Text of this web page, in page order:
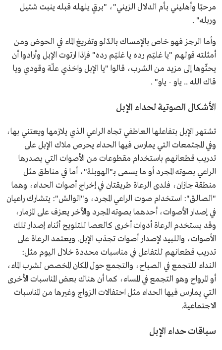
مرحبًا وأهليني بأم الدلال الزيني"، "برقٍ يلهله قبله ينبت شتيل
وربله" .
وأما الرجز فهو خاص بالإمساك بالدّلو وتفريغ الماء في الحوض ومن
أمثلته قولهم "يا غليّم رده يا غليّم رده" فإذا ارتوت الإبل وأرادوا أن
يحثّوها إلى مزيد من الشرب، قالوا "يا الإبل واخذي علّة وقودي ويا
قاك الله .. ياو - ياو" .
الأشكال الصوتية لحداء الإبل
تشتهر الإبل بتفاعلها العاطفي تجاه الراعي الذي يلازمها ويعتني بها،
وفي المجتمعات التي يمارس فيها الحداء يحرص ملاك الإبل على
تدريب قطعانهم باستخدام مقطوعات من الأصوات التي يصدرها
الراعي بصوته المجرد أو ما يسمى بـ"الهوبلة"، أما في مناطق مثل
منطقة جازان، فلدى الرعاة طريقتان في إخراج أصوات الحداء، وهما
"الصالق": استخدام صوت الراعي المجرد، و"الوالش": يتشارك راعيان
في إصدار الأصوات، أحدهما بصوته المجرد والآخر يعزف على المزمار،
وقد يستخدم الرعاة أدوات أخرى كالعصا للتلويح أثناء إصدار تلك
الأصوات، واللبيد لإصدار أصوات تجذب الإبل. ويعتمد الرعاة على
تدريب قطعانهم للتفاعل في مناسبات محددة خلال اليوم مثل:
النداء للتجمع في الصباح، والتجمع حول المكان المخصص لشرب الماء،
أو المرواح وهو التجمع في المساء، كما أن هناك بعض المناسبات الأخرى
التي يمارس فيها الحداء مثل احتفالات الزواج وغيرها من المناسبات
الاجتماعية.
سباقات حداء الإبل